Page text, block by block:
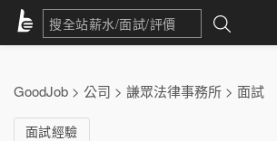
GoodJob > 公司 > 謙眾法律事務所 > 面試
面試經驗